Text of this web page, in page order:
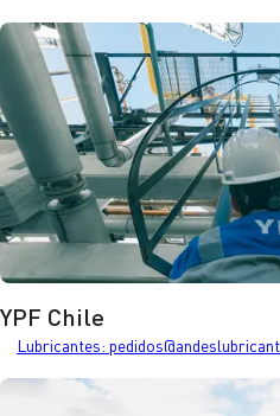
YPF Chile
Lubricantes
Lubricantes: